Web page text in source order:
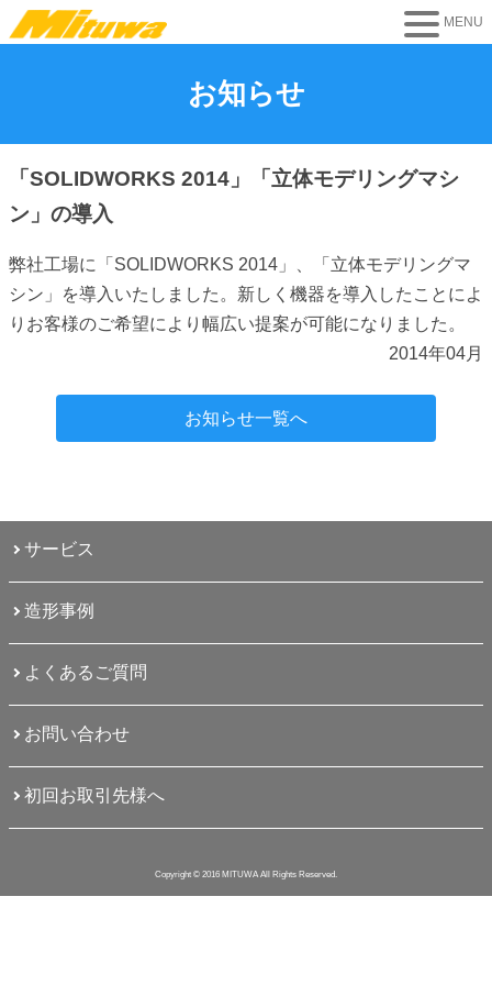
お知らせ
「SOLIDWORKS 2014」「立体モデリングマシ
ン」の導入
弊社工場に「SOLIDWORKS 2014」、「立体モデリングマ
シン」を導入いたしました。新しく機器を導入したことによ
りお客様のご希望により幅広い提案が可能になりました。
2014年04月
お知らせ一覧へ
サービス
造形事例
よくあるご質問
お問い合わせ
初回お取引先様へ
Copyright © 2016 MITUWA All Rights Reserved.